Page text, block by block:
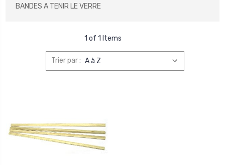
BANDES A TENIR LE VERRE
1 of 1 Items
Trier par :